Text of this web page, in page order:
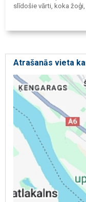
slīdošie vārti, koka
garāžas, garāžu,
nožogojums, sporta
durvis, režģi, režģu,
krāsa, betonam,
individuāla pasūtījuma,
Segmenti, vien viru,
slīdošie žogu, privātās,
teritoriju, atpūtas
ēku ierobežošanai,
labiekārtošanas darbi,
konstrukcijas, 24v,
cinkoti, pretkorozijas,
Projektēšana, dizains,
divplakņu, Tērauda
pacelšanai un paralēlai
Apgaismojums, Stikla
Akmens, Mūra, Betona,
pultis,
Atrašanās vieta